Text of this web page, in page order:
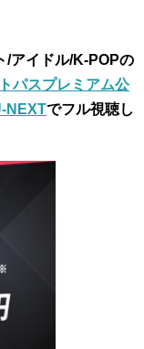
/アイドル/K-POPの
パスプレミアム公
NEXTでフル視聴し